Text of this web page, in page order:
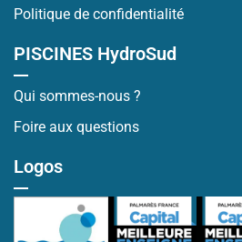
Politique de confidentialité
PISCINES HydroSud
Qui sommes-nous ?
Foire aux questions
Logos